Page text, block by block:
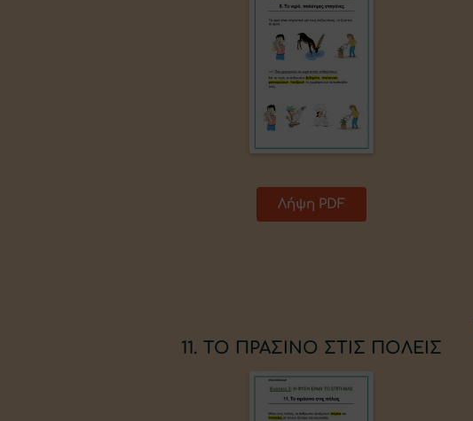
Λήψη PDF
11. ΤΟ ΠΡΑΣΙΝΟ ΣΤΙΣ ΠΟΛΕΙΣ